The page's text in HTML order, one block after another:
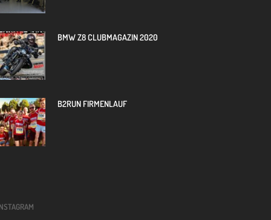
BMW Z8 CLUBMAGAZIN 2020
B2RUN FIRMENLAUF